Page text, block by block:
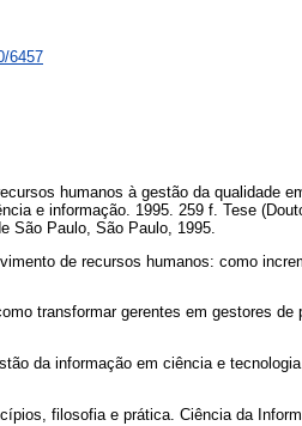
6457
humanos à gestão da qualidade
e informação. 1995. 259 f. Tese
São Paulo, São Paulo, 1995.
de recursos humanos: como
transformar gerentes em gestores
da informação em ciência e
filosofia e prática. Ciência da